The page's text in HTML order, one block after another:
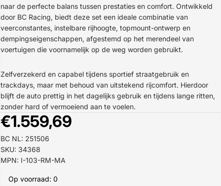
naar de perfecte balans tussen prestaties en comfort. Ontwikkeld
door BC Racing, biedt deze set een ideale combinatie van
veerconstantes, instelbare rijhoogte, topmount-ontwerp en
dempingseigenschappen, afgestemd op het merendeel van
voertuigen die voornamelijk op de weg worden gebruikt.
Zelfverzekerd en capabel tijdens sportief straatgebruik en
trackdays, maar met behoud van uitstekend rijcomfort. Hierdoor
blijft de auto prettig in het dagelijks gebruik en tijdens lange ritten,
zonder hard of vermoeiend aan te voelen.
€1.559,69
BC NL: 251506
SKU: 34368
MPN: I-103-RM-MA
Op voorraad: 0